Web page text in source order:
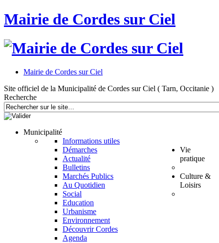
Mairie de Cordes sur Ciel
Mairie de Cordes sur Ciel
Site officiel de la Municipalité de Cordes sur Ciel ( Tarn, Occitanie )
Recherche
Municipalité
Informations utiles
Démarches
Actualité
Bulletins
Marchés Publics
Vie
pratique
Au Quotidien
Social
Education
Urbanisme
Environnement
Culture &
Loisirs
Découvrir Cordes
Agenda